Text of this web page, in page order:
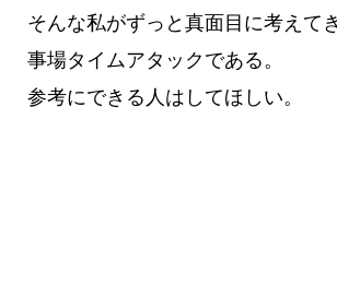
そんな私がずっと真面目に考えて
事場タイムアタックである。
参考にできる人はしてほしい。